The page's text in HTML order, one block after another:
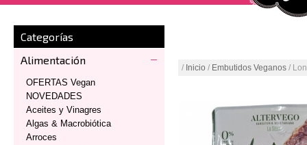
Categorías
Alimentación
OFERTAS Vegan
NOVEDADES
Aceites y Vinagres
Algas & Macrobiótica
Arroces
/ Inicio / Embutidos Veganos /